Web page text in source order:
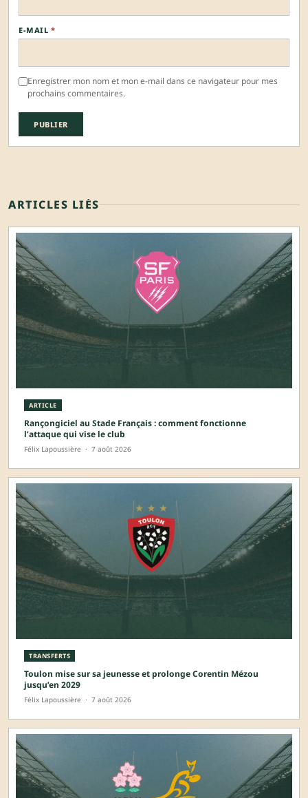
E-MAIL *
Enregistrer mon nom et mon e-mail dans ce navigateur pour mes
prochains commentaires.
ARTICLES LIÉS
ARTICLE
Rançongiciel au Stade Français : comment fonctionne
l’attaque qui vise le club
Félix Lapoussière · 7 août 2026
TRANSFERTS
Toulon mise sur sa jeunesse et prolonge Corentin Mézou
jusqu’en 2029
Félix Lapoussière · 7 août 2026